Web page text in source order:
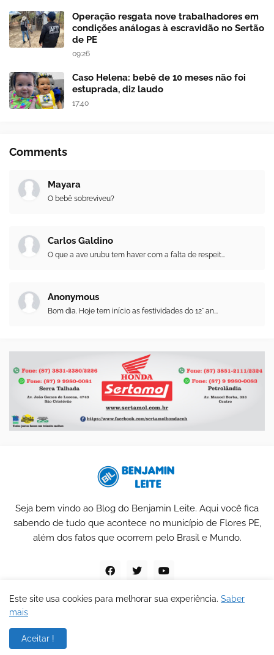
Operação resgata nove trabalhadores em
condições análogas à escravidão no Sertão
de PE
09:26
Caso Helena: bebê de 10 meses não foi
estuprada, diz laudo
17:40
Comments
Mayara
O bebê sobreviveu?
Carlos Galdino
O que a ave urubu tem haver com a falta de respeit...
Anonymous
Bom dia. Hoje tem início as festividades do 12° an...
Seja bem vindo ao Blog do Benjamin Leite. Aqui você fica
sabendo de tudo que acontece no município de Flores PE,
além dos fatos que ocorrem pelo Brasil e Mundo.
Este site usa cookies para melhorar sua experiência. Saber
mais
Aceitar !